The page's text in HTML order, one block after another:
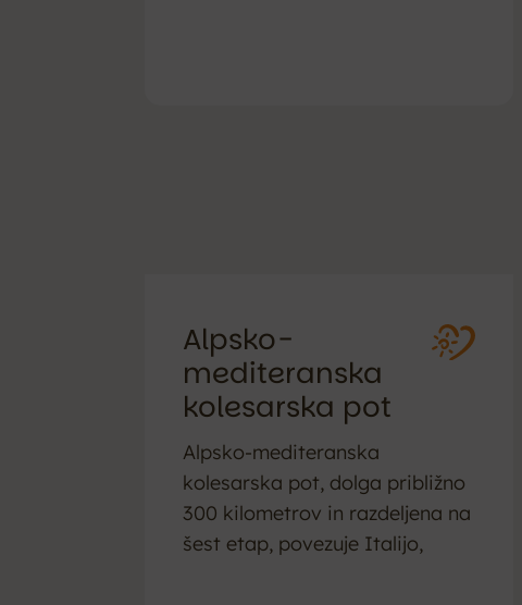
Alpsko-
mediteranska
kolesarska pot
Alpsko-mediteranska
kolesarska pot, dolga približno
300 kilometrov in razdeljena na
šest etap, povezuje Italijo,